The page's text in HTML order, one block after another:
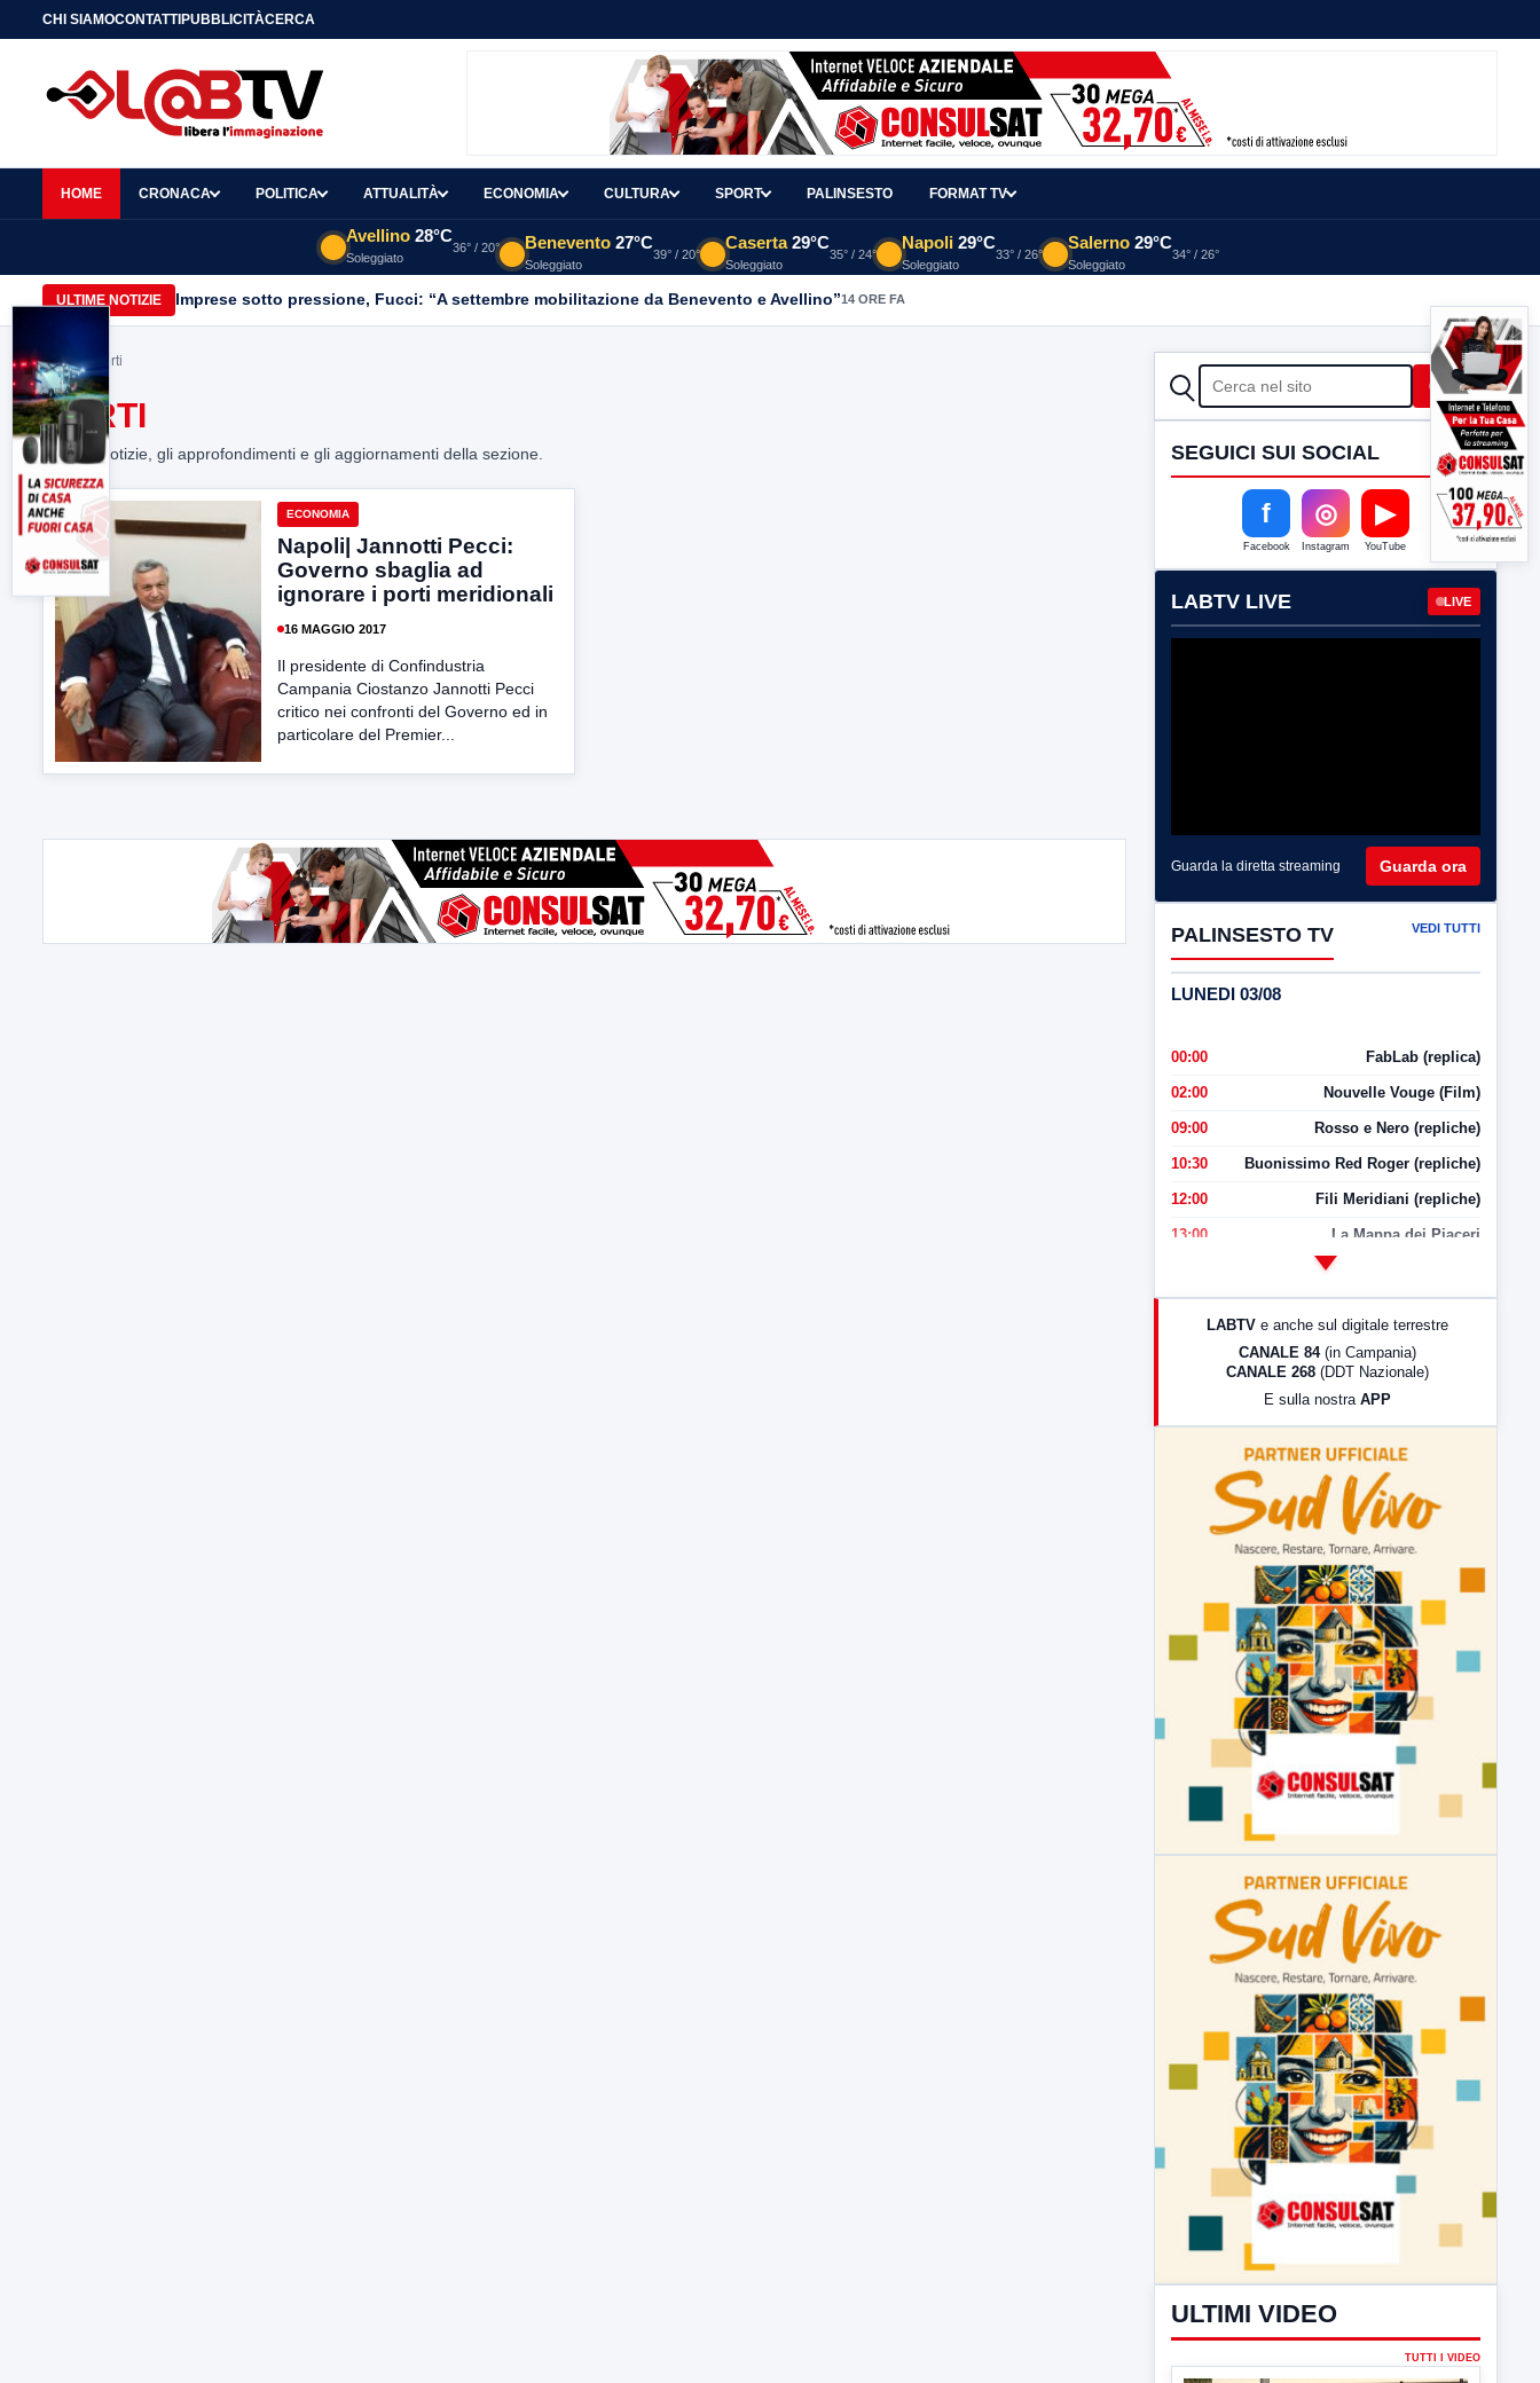
CHI SIAMOCONTATTIPUBBLICITÀCERCA
HOME CRONACA POLITICA ATTUALITÀ ECONOMIA CULTURA SPORT PALINSESTO FORMAT TV
Avellino 28°C
Soleggiato
36° / 20° Benevento 27°C
Soleggiato
39° / 20°
Caserta 29°C
Soleggiato
35° / 24°
Napoli 29°C
Soleggiato
33° / 26°
Salerno 29°C
Soleggiato
34° / 26°
ULTIME NOTIZIE Imprese sotto pressione, Fucci: “A settembre mobilitazione da Benevento e Avellino”14 ORE FA
Home> porti
PORTI
Tutte le notizie, gli approfondimenti e gli aggiornamenti della sezione.
ECONOMIA
Napoli| Jannotti Pecci:
Governo sbaglia ad
ignorare i porti meridionali
16 MAGGIO 2017
Il presidente di Confindustria
Campania Ciostanzo Jannotti Pecci
critico nei confronti del Governo ed in
particolare del Premier...
CERCA Cerca
SEGUICI SUI SOCIAL
f
Facebook
◎
Instagram
▶
YouTube
LABTV LIVE LIVE
Guarda la diretta streaming Guarda ora
PALINSESTO TV VEDI TUTTI
LUNEDI 03/08
00:00 FabLab (replica)
02:00 Nouvelle Vouge (Film)
09:00 Rosso e Nero (repliche)
10:30 Buonissimo Red Roger (repliche)
12:00 Fili Meridiani (repliche)
13:00 La Mappa dei Piaceri
LabNews (Diretta)
LabNews (replica)
LABTV e anche sul digitale terrestre
CANALE 84 (in Campania)
CANALE 268 (DDT Nazionale)
E sulla nostra APP